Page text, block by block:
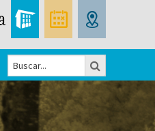
Formulario
de